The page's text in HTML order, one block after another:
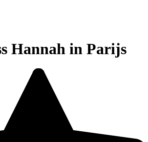
Hannah in Parijs